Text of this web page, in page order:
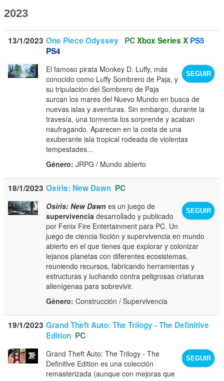
2023
13/1/2023 One Piece Odyssey PCXbox Series X PS5
PS4
SEGUIR
El famoso pirata Monkey D. Luffy, más
conocido como Luffy Sombrero de Paja, y
su tripulación del Sombrero de Paja
surcan los mares del Nuevo Mundo en busca de
nuevas islas y aventuras. Sin embargo, durante la
travesía, una tormenta los sorprende y acaban
naufragando. Aparecen en la costa de una
exuberante isla tropical rodeada de violentas
tempestades...
Género: JRPG / Mundo abierto
18/1/2023 Osiris: New Dawn PC
SEGUIR
Osiris: New Dawn es un juego de
supervivencia desarrollado y publicado
por Fenix Fire Entertainment para PC. Un
juego de ciencia ficción y supervivencia en mundo
abierto en el que tienes que explorar y colonizar
lejanos planetas con diferentes ecosistemas,
reuniendo recursos, fabricando herramientas y
estructuras y luchando contra peligrosas criaturas
alienígenas para sobrevivir.
Género: Construcción / Supervivencia
19/1/2023 Grand Theft Auto: The Trilogy - The Definitive
Edition PC
SEGUIR
Grand Theft Auto: The Trilogy - The
Definitive Edition es una colección
remasterizada (aunque con mejoras que